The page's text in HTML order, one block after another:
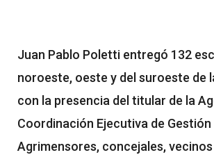
Juan Pablo Poletti entregó 132
noroeste, oeste y del suroeste de
con la presencia del titular de la
Coordinación Ejecutiva de
Agrimensores, concejales,